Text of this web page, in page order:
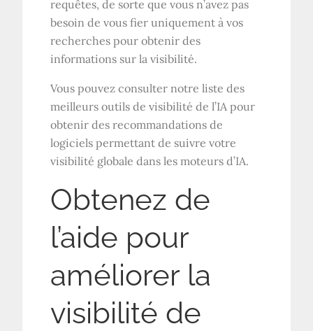
requêtes, de sorte que vous n’avez pas
besoin de vous fier uniquement à vos
recherches pour obtenir des
informations sur la visibilité.
Vous pouvez consulter notre liste des
meilleurs outils de visibilité de l’IA pour
obtenir des recommandations de
logiciels permettant de suivre votre
visibilité globale dans les moteurs d’IA.
Obtenez de
l’aide pour
améliorer la
visibilité de